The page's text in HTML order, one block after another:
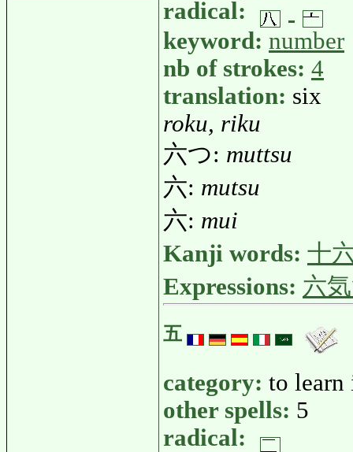
radical:
keyword: number
nb of strokes: 4
translation: six
roku, riku
六つ: muttsu
六: mutsu
六: mui
Kanji words: 十
Expressions: 六
五
category: to learn
other spells: 5
radical: